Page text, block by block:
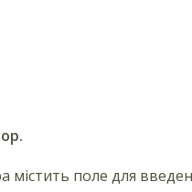
містить поле для